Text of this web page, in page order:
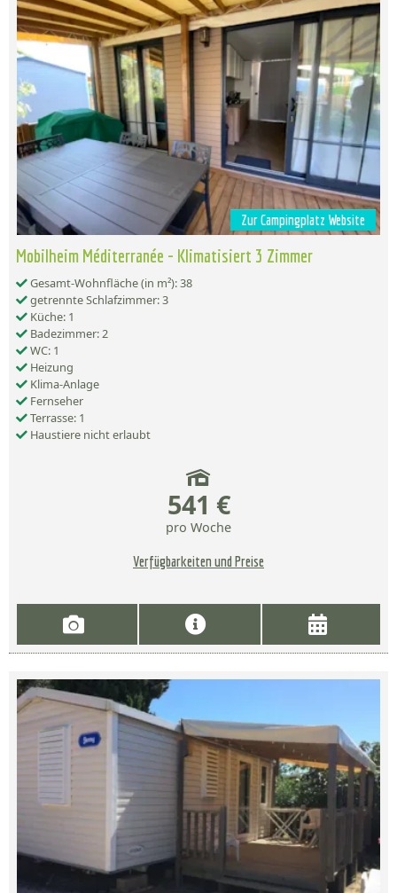
Zur Campingplatz Website
Mobilheim Méditerranée - Klimatisiert 3 Zimmer
Gesamt-Wohnfläche (in m²): 38
getrennte Schlafzimmer: 3
Küche: 1
Badezimmer: 2
WC: 1
Heizung
Klima-Anlage
Fernseher
Terrasse: 1
Haustiere nicht erlaubt
541 €
pro Woche
Verfügbarkeiten und Preise